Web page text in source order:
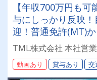
【年収700万円も
与にしっかり反映
迎！普通免許(MT)
イバー募集★【年間
TML株式会社 本社営
動画あり 賞与あり 交